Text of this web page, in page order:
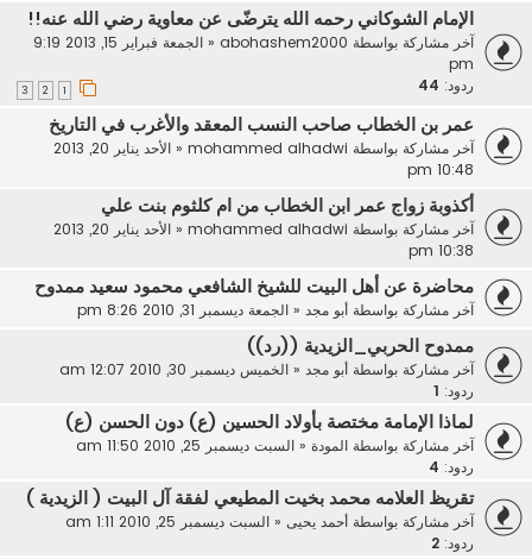
الإمام الشوكاني رحمه الله يترضّى عن معاوية رضي الله عنه!!
آخر مشاركة بواسطة abohashem2000
«
الجمعة فبراير 15, 2013 9:19
pm
ردود: 44
3
عمر بن الخطاب صاحب النسب المعقد والأغرب في التاريخ
آخر مشاركة بواسطة mohammed alhadwi
«
الأحد يناير 20, 2013
10:48 pm
أكذوبة زواج عمر ابن الخطاب من ام كلثوم بنت علي
آخر مشاركة بواسطة mohammed alhadwi
«
الأحد يناير 20, 2013
10:38 pm
محاضرة عن أهل البيت للشيخ الشافعي محمود سعيد ممدوح
آخر مشاركة بواسطة أبو مجد« الجمعة ديسمبر 31, 2010 8:26 pm
ممدوح الحربي_الزيدية ((رد))
آخر مشاركة بواسطة أبو مجد« الخميس ديسمبر 30, 2010 12:07 am
ردود:
لماذا الإمامة مختصة بأولاد الحسين (ع) دون الحسن (ع)
آخر مشاركة بواسطة المودة« السبت ديسمبر 25, 2010 11:50 am
ردود: 4
تقريظ العلامه محمد بخيت المطيعي لفقة آل البيت ( الزيدية )
آخر مشاركة بواسطة أحمد يحيى « السبت ديسمبر 25, 2010 1:11 am
ردود: 2